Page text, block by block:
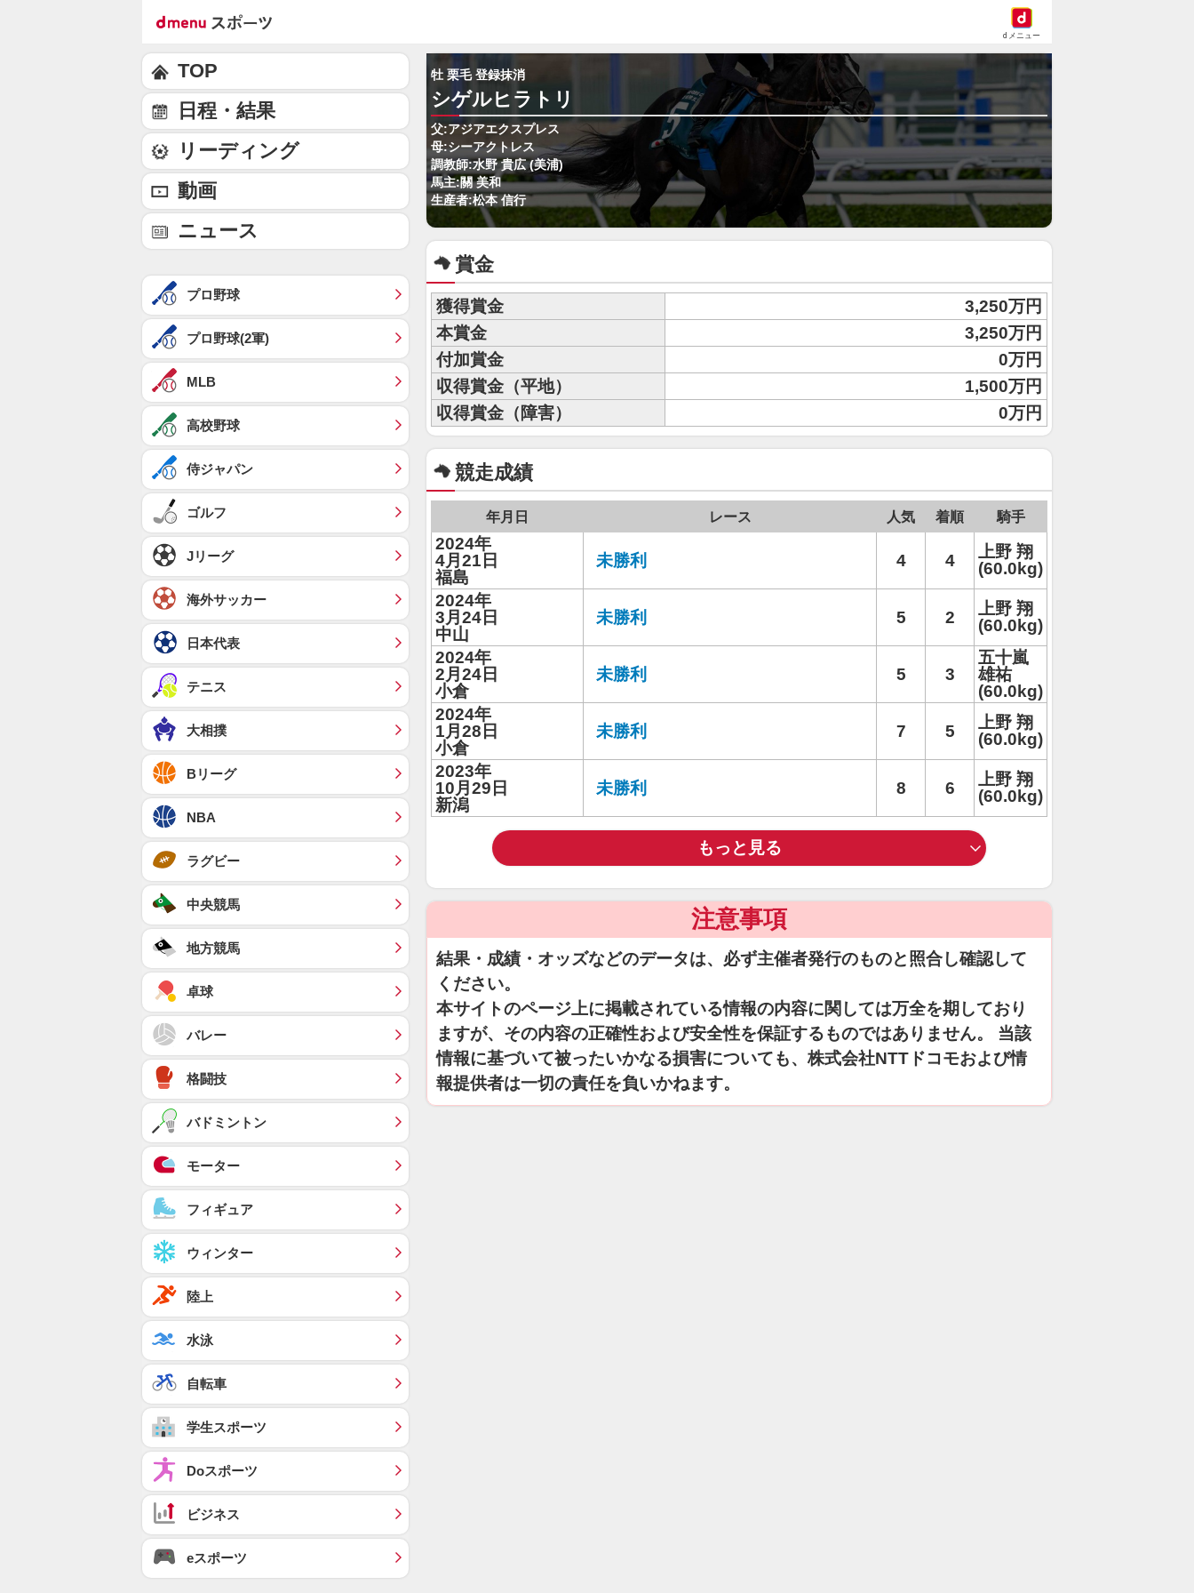
dメニュー
牡 栗毛 登録抹消
シゲルヒラトリ
父:アジアエクスプレス
母:シーアクトレス
調教師:水野 貴広 (美浦)
馬主:關 美和
生産者:松本 信行
賞金
獲得賞金
3,250万円
本賞金
3,250万円
付加賞金
0万円
収得賞金（平地）
1,500万円
収得賞金（障害）
0万円
競走成績
年月日 レース 人気 着順 騎手
2024年
4月21日
福島
未勝利 4 4
上野 翔
(60.0kg)
2024年
3月24日
中山
未勝利 5 2
上野 翔
(60.0kg)
2024年
2月24日
小倉
未勝利 5 3
五十嵐
雄祐
(60.0kg)
2024年
1月28日
小倉
未勝利 7 5
上野 翔
(60.0kg)
2023年
10月29日
新潟
未勝利 8 6
上野 翔
(60.0kg)
もっと見る
注意事項
結果・成績・オッズなどのデータは、必ず主催者発行のものと照合し確認して
ください。
本サイトのページ上に掲載されている情報の内容に関しては万全を期しており
ますが、その内容の正確性および安全性を保証するものではありません。 当該
情報に基づいて被ったいかなる損害についても、株式会社NTTドコモおよび情
報提供者は一切の責任を負いかねます。
TOP
日程・結果
リーディング
動画
ニュース
プロ野球
プロ野球(2軍)
MLB
高校野球
侍ジャパン
ゴルフ
Jリーグ
海外サッカー
日本代表
テニス
大相撲
Bリーグ
NBA
ラグビー
中央競馬
地方競馬
卓球
バレー
格闘技
バドミントン
モーター
フィギュア
ウィンター
陸上
水泳
自転車
学生スポーツ
Doスポーツ
ビジネス
eスポーツ